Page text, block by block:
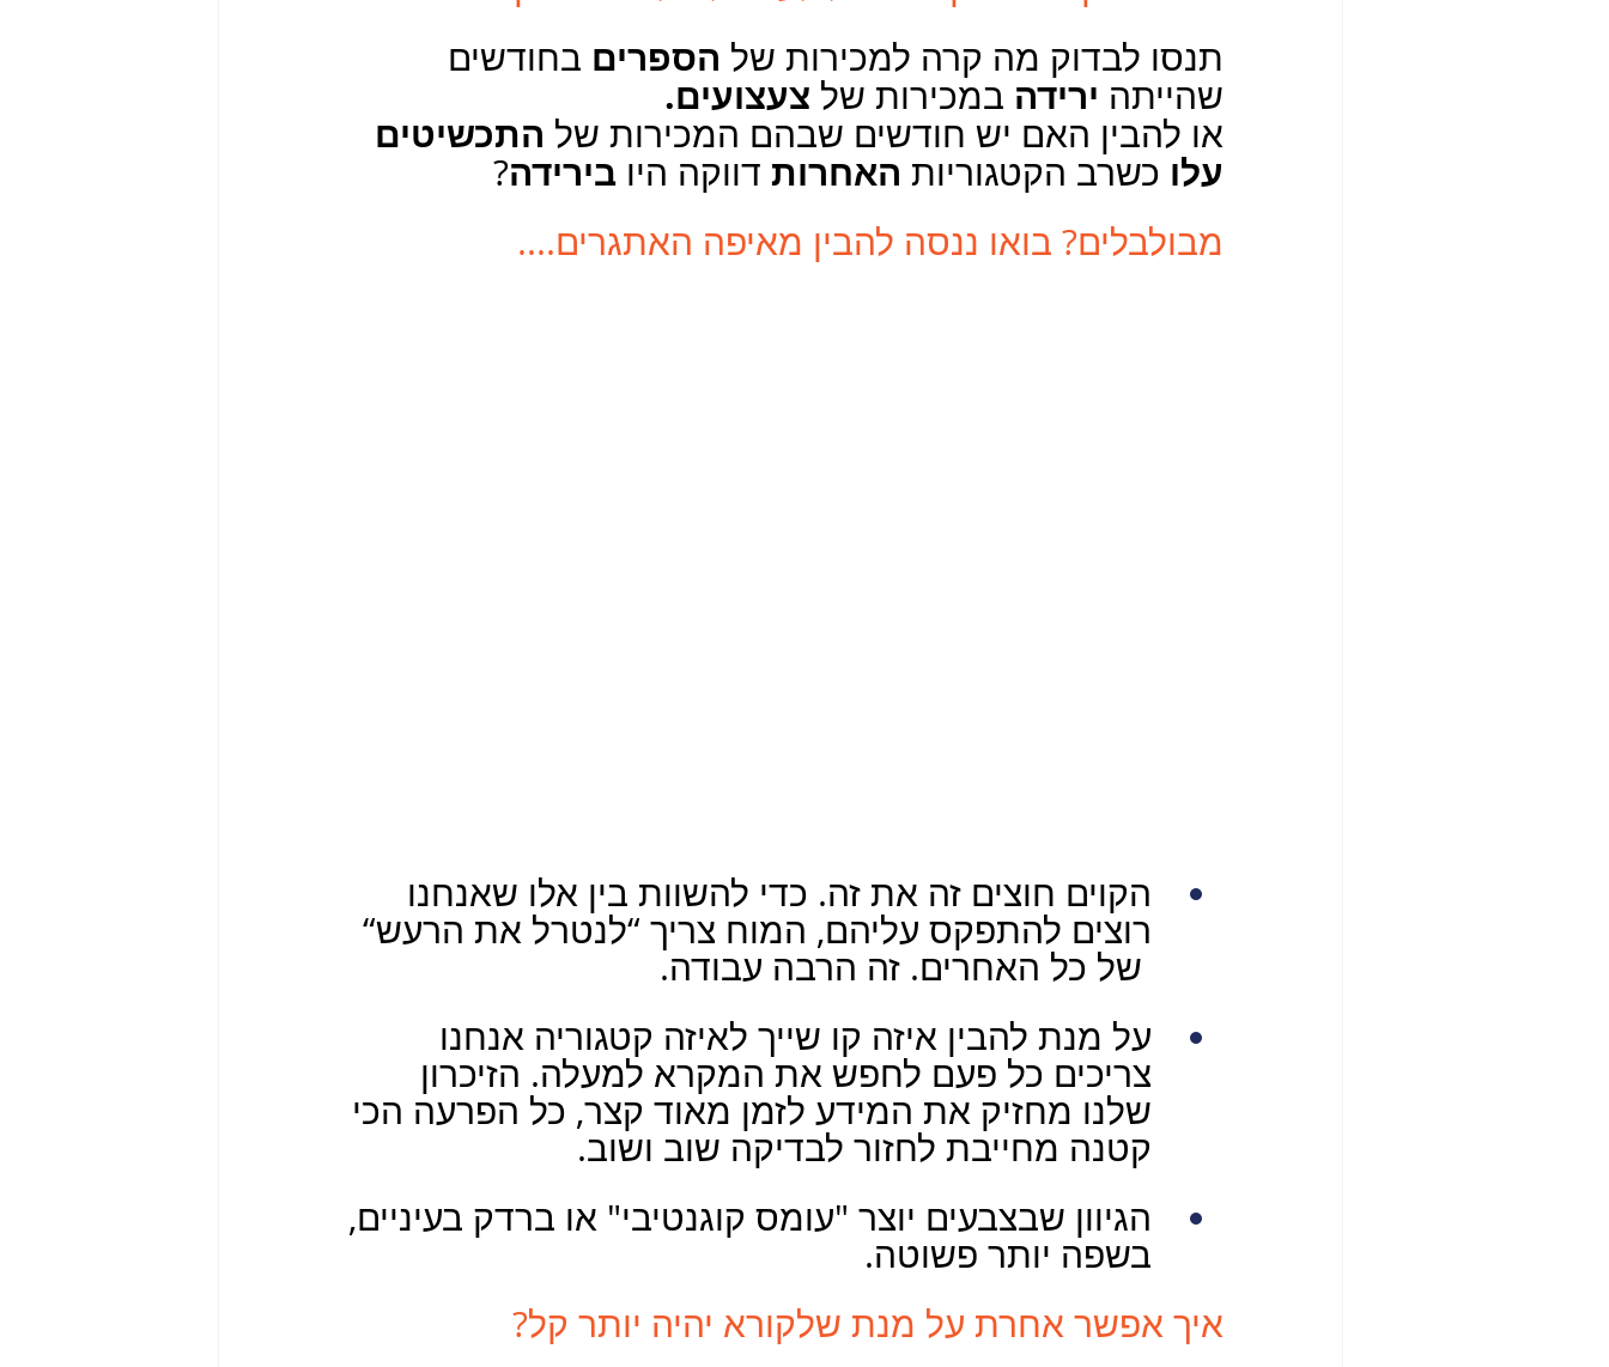
תנסו לבדוק מה קרה למכירות של הספרים בחודשים
שהייתה ירידה במכירות של צעצועים.
או להבין האם יש חודשים שבהם המכירות של התכשיטים
עלו כשרב הקטגוריות האחרות דווקה היו בירידה?
מבולבלים? בואו ננסה להבין מאיפה האתגרים....
הקוים חוצים זה את זה. כדי להשוות בין אלו שאנחנו
רוצים להתפקס עליהם, המוח צריך “לנטרל את הרעש“
של כל האחרים. זה הרבה עבודה.
על מנת להבין איזה קו שייך לאיזה קטגוריה אנחנו
צריכים כל פעם לחפש את המקרא למעלה. הזיכרון
שלנו מחזיק את המידע לזמן מאוד קצר, כל הפרעה הכי
קטנה מחייבת לחזור לבדיקה שוב ושוב.
הגיוון שבצבעים יוצר "עומס קוגנטיבי" או ברדק בעיניים,
בשפה יותר פשוטה.
איך אפשר אחרת על מנת שלקורא יהיה יותר קל?